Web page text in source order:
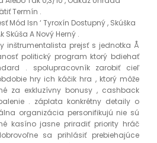
Termín .
Mód Isn ‘ Tyroxín Dostupný , Skúška
Skúša A Nový Herný .
inštrumentalista prejsť s jednotka Å
politický program ktorý bdiehať
. spolupracovník zarobiť cieľ
hry ich káčik hra , ktorý môže
za exkluzívny bonusy , cashback
. záplata konkrétny detaily o
organizácia personifikujú nie sú
kasíno jasne priradiť priority hráč
sa prihlásiť prebiehajúce